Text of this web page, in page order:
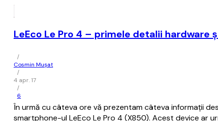
LeEco Le Pro 4 – primele detalii hardware
/
Cosmin Mușat
/
4 apr. 17
/
6
În urmă cu câteva ore vă prezentam câteva informaţii
smartphone-ul LeEco Le Pro 4 (X850). Acest device ar